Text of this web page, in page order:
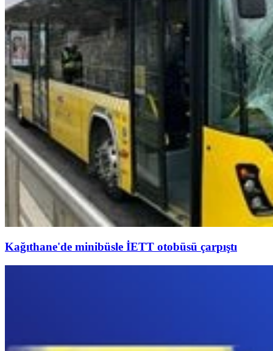
Kağıthane'de minibüsle İETT otobüsü çarpıştı